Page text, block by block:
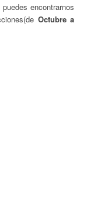
encontrarnos
Octubre a